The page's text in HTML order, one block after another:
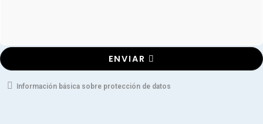
ENVIAR
Información básica sobre protección de datos